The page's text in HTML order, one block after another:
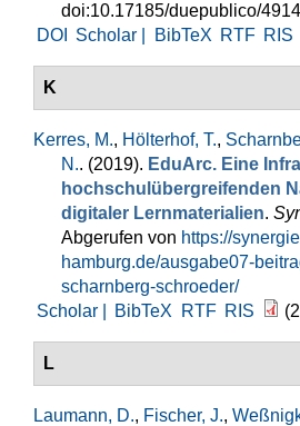
doi:10.17185/duepublico/
DOI
Scholar | BibTeX RTF RIS
K
Kerres, M., Hölterhof, T.,
N.. (2019). EduArc. Eine
hochschulübergreifenden
digitaler Lernmaterialien.
Abgerufen von https://
hamburg.de/ausgabe07-
scharnberg-schroeder/
Scholar |
BibTeX RTF RIS
L
Laumann, D., Fischer, J.,